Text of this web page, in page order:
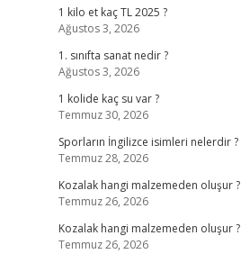
1 kilo et kaç TL 2025 ?
Ağustos 3, 2026
1. sınıfta sanat nedir ?
Ağustos 3, 2026
1 kolide kaç su var ?
Temmuz 30, 2026
Sporların İngilizce isimleri nelerdir ?
Temmuz 28, 2026
Kozalak hangi malzemeden oluşur ?
Temmuz 26, 2026
Kozalak hangi malzemeden oluşur ?
Temmuz 26, 2026